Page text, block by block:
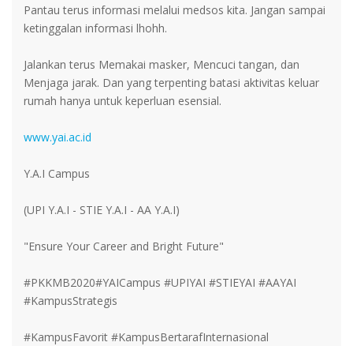
Pantau terus informasi melalui medsos kita. Jangan sampai
ketinggalan informasi lhohh.
Jalankan terus Memakai masker, Mencuci tangan, dan
Menjaga jarak. Dan yang terpenting batasi aktivitas keluar
rumah hanya untuk keperluan esensial.
www.yai.ac.id
Y.A.I Campus
(UPI Y.A.I - STIE Y.A.I - AA Y.A.I)
"Ensure Your Career and Bright Future"
#PKKMB2020#YAICampus #UPIYAI #STIEYAI #AAYAI
#KampusStrategis
#KampusFavorit #KampusBertarafInternasional